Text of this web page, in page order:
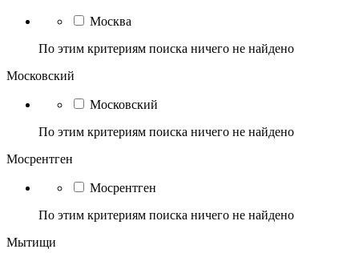
Москва
По этим критериям поиска ничего не найдено
Московский
Московский
По этим критериям поиска ничего не найдено
Мосрентген
Мосрентген
По этим критериям поиска ничего не найдено
Мытищи